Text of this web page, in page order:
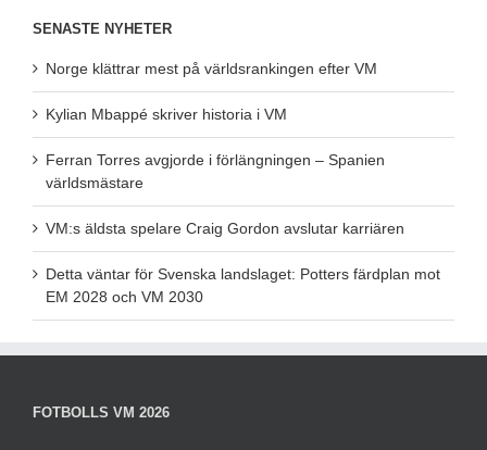
SENASTE NYHETER
Norge klättrar mest på världsrankingen efter VM
Kylian Mbappé skriver historia i VM
Ferran Torres avgjorde i förlängningen – Spanien
världsmästare
VM:s äldsta spelare Craig Gordon avslutar karriären
Detta väntar för Svenska landslaget: Potters färdplan mot
EM 2028 och VM 2030
FOTBOLLS VM 2026